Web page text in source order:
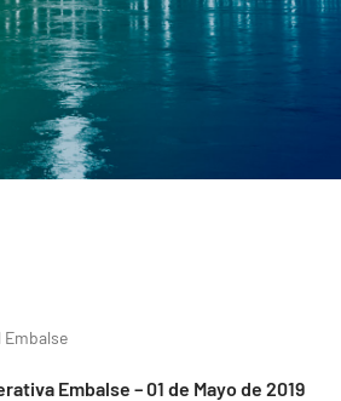
Embalse
Embalse – 01 de Mayo de 2019